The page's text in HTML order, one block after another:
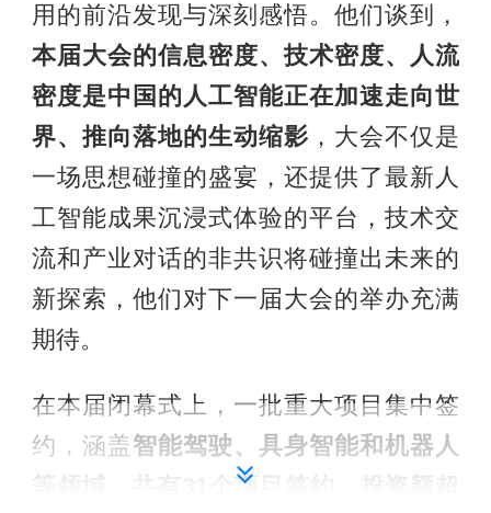
用的前沿发现与深刻感悟。他们谈到，
本届大会的信息密度、技术密度、人流
密度是中国的人工智能正在加速走向世
界、推向落地的生动缩影 ，大会不仅是
一场思想碰撞的盛宴，还提供了最新人
工智能成果沉浸式体验的平台，技术交
流和产业对话的非共识将碰撞出未来的
新探索，他们对下一届大会的举办充满
期待。
在本届闭幕式上，一批重大项目集中签
约，涵盖智能驾驶、具身智能和机器人
等领域，共有31个项目签约，投资额超